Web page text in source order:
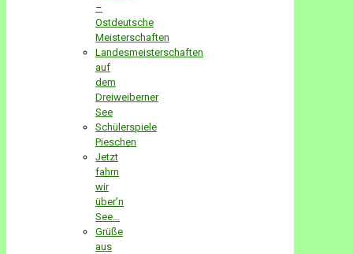
–
Ostdeutsche
Meisterschaften
Landesmeisterschaften
auf
dem
Dreiweiberner
See
Schülerspiele
Pieschen
Jetzt
fahrn
wir
über’n
See…
Grüße
aus